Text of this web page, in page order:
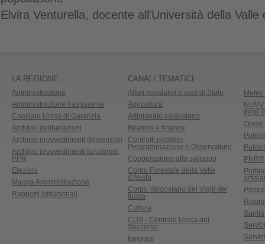
Elvira Venturella, docente all'Università della Valle
LA REGIONE
Amministrazione
Amministrazione trasparente
Comitato Unico di Garanzia
Archivio deliberazioni
Archivio provvedimenti dirigenziali
Archivio provvedimenti funzionari
PPR
Elezioni
Mappa Amministrazione
Rapporti istituzionali
CANALI TEMATICI
Affari legislativi e aiuti di Stato
Agricoltura
Artigianato valdostano
Bilancio e finanze
Contratti pubblici,
Programmazione e Osservatorio
Cooperazione allo sviluppo
Corpo Forestale della Valle
d'Aosta
Corpo Valdostano dei Vigili del
fuoco
Cultura
CUS - Centrale Unica del
Soccorso
Energia
degli
PNRR
Sanità